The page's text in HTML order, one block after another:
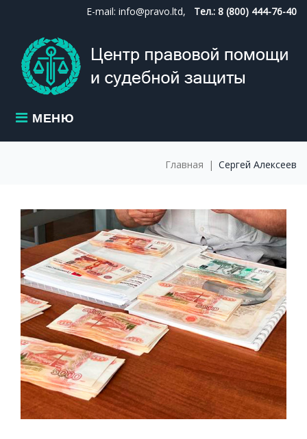
content
E-mail: info@pravo.ltd, Тел.: 8 (800) 444-76-40
МЕНЮ
Главная | Сергей Алексеев
АВТОР:
СЕРГЕЙ
АЛЕКСЕЕВ